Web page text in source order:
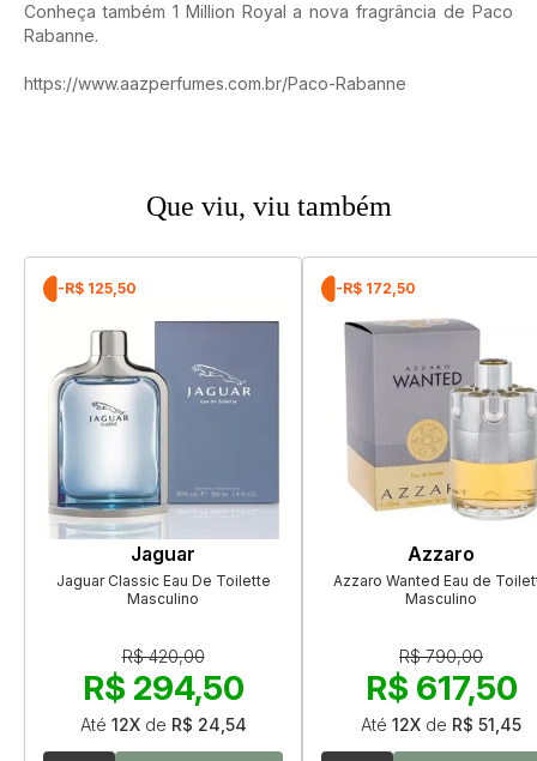
Conheça também 1 Million Royal a nova fragrância de Paco
Rabanne.
https://www.aazperfumes.com.br/Paco-Rabanne
Que viu, viu também
-R$ 125,50
Jaguar
Jaguar Classic Eau De Toilette
Masculino
R$ 420,00
R$ 294,50
Até 12Xde R$ 24,54
-R$ 172,50
Azzaro
Azzaro Wanted Eau de
Masculino
R$ 790,00
R$ 617,50
Até 12X de R$ 51,45